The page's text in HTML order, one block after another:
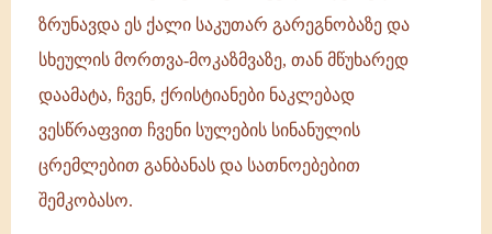
ზრუნავდა ეს ქალი საკუთარ გარეგნობაზე და
სხეულის მორთვა-მოკაზმვაზე, თან მწუხარედ
დაამატა, ჩვენ, ქრისტიანები ნაკლებად
ვესწრაფვით ჩვენი სულების სინანულის
ცრემლებით განბანას და სათნოებებით
შემკობასო.